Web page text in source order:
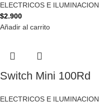
ELECTRICOS E ILUMINACION
$2.900
Añadir al carrito
Switch Mini 100Rd
ELECTRICOS E ILUMINACION